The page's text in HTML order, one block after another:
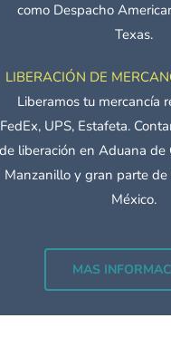
como Despacho
Texas.
LIBERACIÓN DE
Liberamos tu mercancía
FedEx, UPS, Estafeta.
de liberación en Aduana de
Manzanillo y gran parte de
México.
MAS